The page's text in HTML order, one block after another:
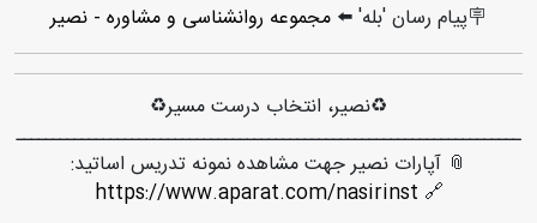
🪧پیام رسان 'بله' ⬅️
مجموعه روانشناسی و مشاوره - نصیر
♻️نصیر، انتخاب درست مسیر♻️
ــــــــــــــــــــــــــــــــــــــــــــــــــــــــــــــــــــــ
📎 آپارات نصیر جهت مشاهده نمونه تدریس اساتید:
🔗
https://www.aparat.com/nasirinst